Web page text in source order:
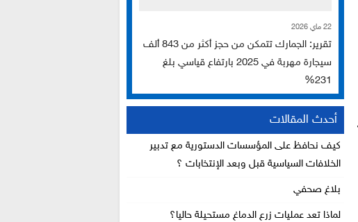
22 ماي 2026
تقرير: الجمارك تتمكن من حجز أكثر من 843 ألف
سيجارة مهربة في 2025 بارتفاع قياسي بلغ
231%
أحدث المقالات
كيف نحافظ على المؤسسات الدستورية مع تدبير
الخلافات السياسية قبل وبعد الإنتخابات ؟
بلاغ صحفي
لماذا تعد عمليات زرع الدماغ مستحيلة حاليا؟